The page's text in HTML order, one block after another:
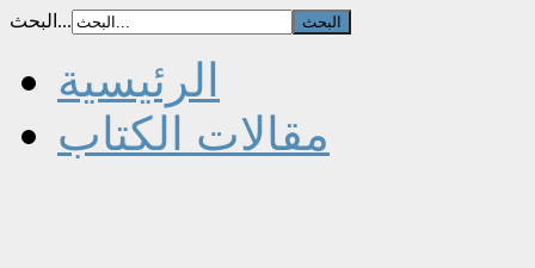
البحث...
الرئيسية
مقالات الكتاب